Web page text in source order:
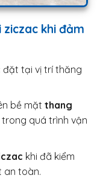
khi đảm
đặt tại vị trí thăng
bề mặt thang
quá trình vận
khi đã kiểm
an toàn.